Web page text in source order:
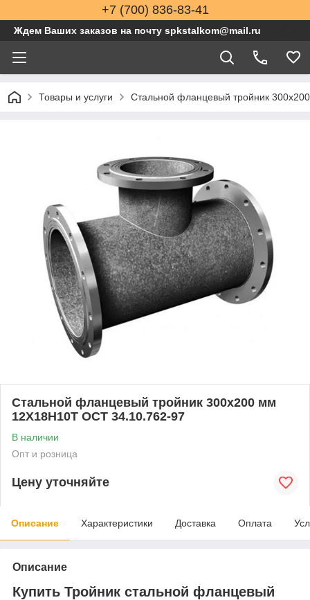
+7 (700) 836-83-41
Ждем Ваших заказов на почту spkstalkom@mail.ru
Товары и услуги Стальной фланцевый тройник
Стальной фланцевый тройник 300x200 мм
12Х18Н10Т ОСТ 34.10.762-97
В наличии
Опт и розница
Цену уточняйте
Описание Характеристики Доставка Оплата
Описание
Купить Тройник стальной фланцевый